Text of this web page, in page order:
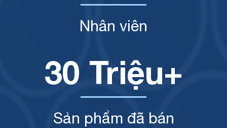
Nhân viên
30 Triệu+
Sản phẩm đã bán